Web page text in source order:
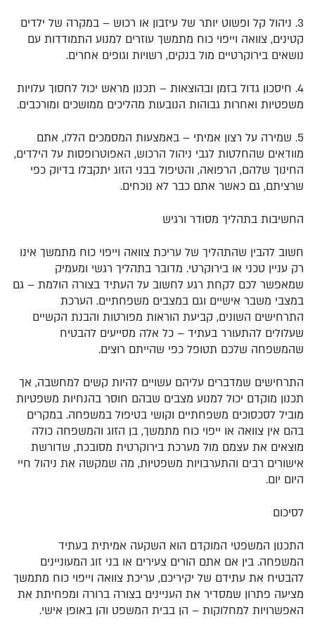
3. ניהול קל ופשוט יותר של עיזבון או רכוש – במקרה של ילדים
קטינים, צוואה וייפוי כוח מתמשך עוזרים למנוע התמודדות עם
נושאים בירוקרטיים מול בנקים, רשויות וגופים אחרים.
4. חיסכון גדול בזמן ובהוצאות – תכנון מראש יכול לחסוך עלויות
משפטיות ואחרות גבוהות הנובעות מהליכים ממושכים ומורכבים.
5. שמירה על רצון אמיתי – באמצעות המסמכים הללו, אתם
מוודאים שהחלטות לגבי ניהול הרכוש, האפוטרופסות על הילדים,
החינוך שלהם, הרפואה, והטיפול בבני הזוג יתקבלו בדיוק כפי
שרציתם, גם כאשר אתם כבר לא נוכחים.
החשיבות בתהליך מסודר ורגיש
חשוב להבין שהתהליך של עריכת צוואה וייפוי כוח מתמשך אינו
רק עניין טכני או בירוקרטי. מדובר בתהליך רגשי ומעמיק
שמאפשר לכם לקחת רגע לחשוב על העתיד בצורה הולמת – גם
במצבי משבר אישיים וגם במצבים משפחתיים. הערכת
התרחישים השונים, קביעת הוראות מפורטות והבנת הקשיים
שעלולים להתעורר בעתיד – כל אלה מסייעים להבטיח
שהמשפחה שלכם תטופל כפי שהייתם רוצים.
התרחישים שמדברים עליהם עשויים להיות קשים למחשבה, אך
תכנון מוקדם יכול למנוע מצבים שבהם חוסר בהנחיות משפטיות
מוביל לסכסוכים משפחתיים וקושי בטיפול במשפחה. במקרים
בהם אין צוואה או ייפוי כוח מתמשך, בן הזוג והמשפחה כולה
מוצאים את עצמם מול מערכת בירוקרטית מסובכת, שדורשת
אישורים רבים והתערבויות משפטיות, מה שמקשה את ניהול חיי
היום יום.
לסיכום
התכנון המשפטי המוקדם הוא השקעה אמיתית בעתיד
המשפחה. בין אם אתם הורים צעירים או בני זוג המעוניינים
להבטיח את עתידם של יקיריכם, עריכת צוואה וייפוי כוח מתמשך
מציעה פתרון שמסדיר את העניינים בצורה ברורה ומפחיתת את
האפשרויות למחלוקות – הן בבית המשפט והן באופן אישי.